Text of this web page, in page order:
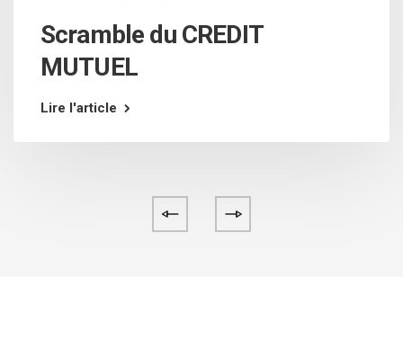
Scramble du CREDIT
MUTUEL
Lire l'article